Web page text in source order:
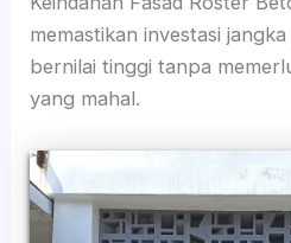
memastikan investasi
bernilai tinggi tanpa
yang mahal.